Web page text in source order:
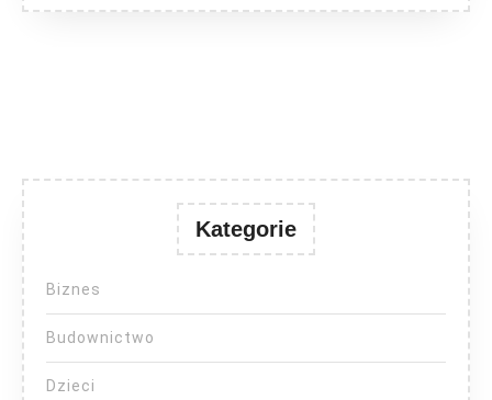
Kategorie
Biznes
Budownictwo
Dzieci